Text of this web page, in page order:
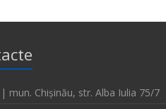
mun. Chișinău, str. Alba Iulia 75/7